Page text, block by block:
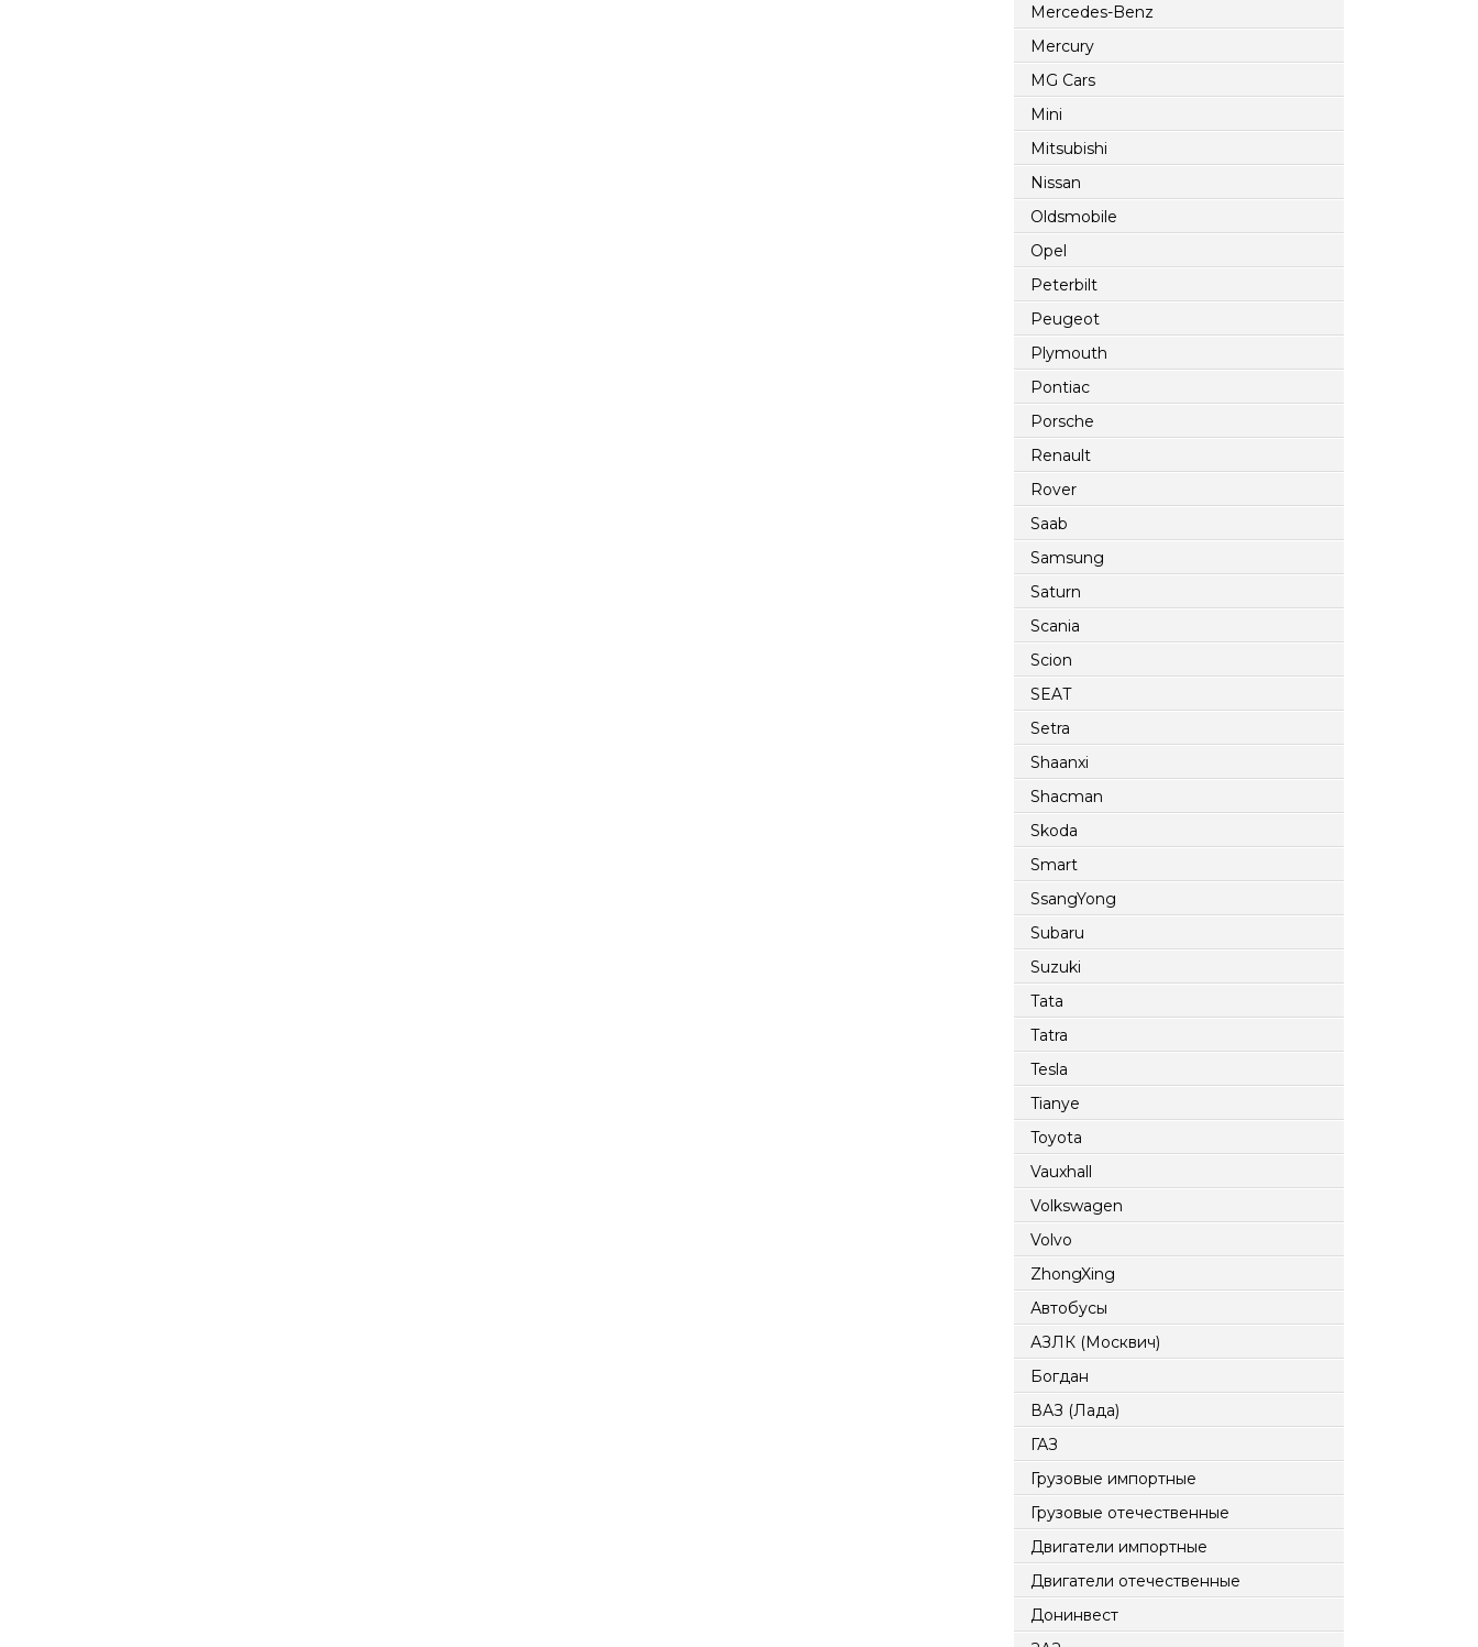
Mercedes-Benz
Mercury
MG Cars
Mini
Mitsubishi
Nissan
Oldsmobile
Opel
Peterbilt
Peugeot
Plymouth
Pontiac
Porsche
Renault
Rover
Saab
Samsung
Saturn
Scania
Scion
SEAT
Setra
Shaanxi
Shacman
Skoda
Smart
SsangYong
Subaru
Suzuki
Tata
Tatra
Tesla
Tianye
Toyota
Vauxhall
Volkswagen
Volvo
ZhongXing
Автобусы
АЗЛК (Москвич)
Богдан
ВАЗ (Лада)
ГАЗ
Грузовые импортные
Грузовые отечественные
Двигатели импортные
Двигатели отечественные
Донинвест